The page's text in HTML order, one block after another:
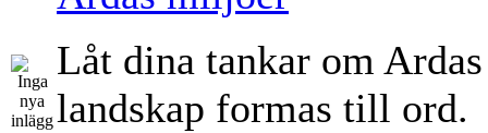
Låt dina tankar om Ardas
landskap formas till ord.